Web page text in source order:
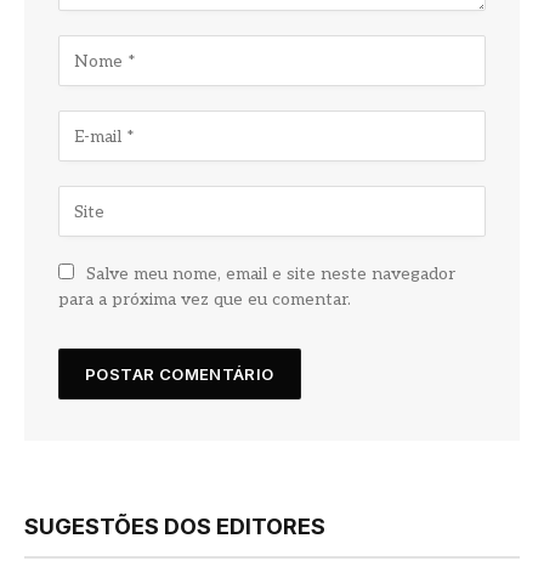
Salve meu nome, email e site neste navegador
para a próxima vez que eu comentar.
SUGESTÕES DOS EDITORES